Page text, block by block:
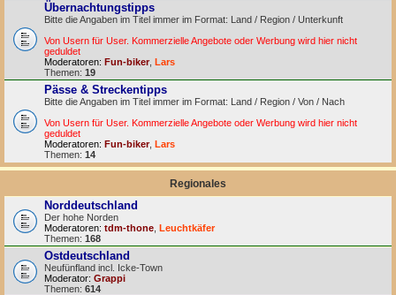
Übernachtungstipps
Bitte die Angaben im Titel immer im Format: Land / Region / Unterkunft
Von Usern für User. Kommerzielle Angebote oder Werbung wird hier nicht
geduldet
Moderatoren: Fun-biker Lars
Themen: 19
Pässe & Streckentipps
Bitte die Angaben im Titel immer im Format: Land / Region / Von / Nach
Von Usern für User. Kommerzielle Angebote oder Werbung wird hier nicht
geduldet
Moderatoren: Fun-biker, Lars
Themen: 14
Regionales
Norddeutschland
Der hohe Norden
Moderatoren: tdm-thone Leuchtkäfer
Themen: 168
Ostdeutschland
Neufünfland incl. Icke-Town
Moderator: Grappi
Themen: 614